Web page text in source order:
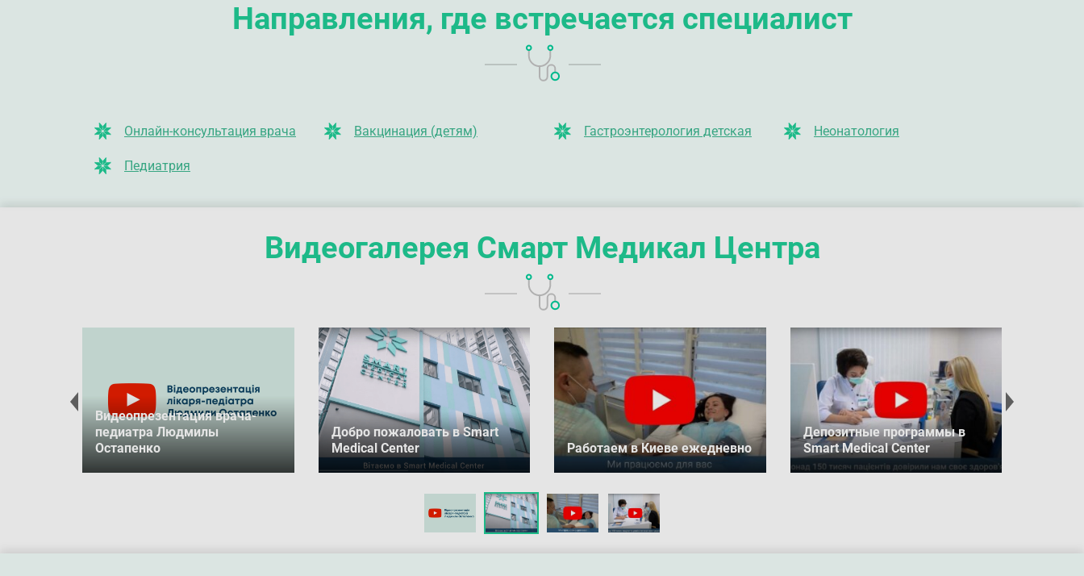
Направления, где встречается специалист
Онлайн-консультация врача Вакцинация (детям) Гастроэнтерология детская Неонатология
Педиатрия
Видеогалерея Смарт Медикал Центра
Видеопрезентация врача-
педиатра Людмилы
Остапенко
Добро пожаловать в Smart
Medical Center
Работаем в Киеве ежедневно
Депозитные программы в
Smart Medical Center